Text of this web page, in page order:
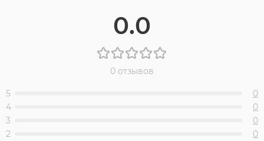
0.0
0 отзывов
5
0
4
0
3
0
2
0